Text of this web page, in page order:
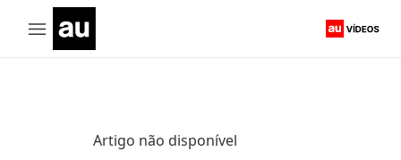
Artigo não disponível